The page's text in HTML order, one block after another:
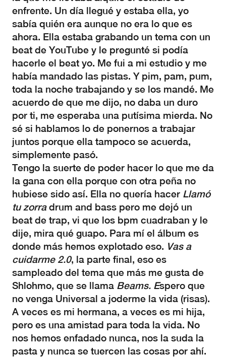
enfrente. Un día llegué y estaba ella, yo
sabía quién era aunque no era lo que es
ahora. Ella estaba grabando un tema con un
beat de YouTube y le pregunté si podía
hacerle el beat yo. Me fui a mi estudio y me
había mandado las pistas. Y pim, pam, pum,
toda la noche trabajando y se los mandé. Me
acuerdo de que me dijo, no daba un duro
por ti, me esperaba una putísima mierda. No
sé si hablamos lo de ponernos a trabajar
juntos porque ella tampoco se acuerda,
simplemente pasó.
Tengo la suerte de poder hacer lo que me da
la gana con ella porque con otra peña no
hubiese sido así. Ella no quería hacer Llamó
tu zorradrum and bass pero me dejó un
beat de trap, vi que los bpm cuadraban y le
dije, mira qué guapo. Para mí el álbum es
donde más hemos explotado eso. Vas a
cuidarme 2.0, la parte final, eso es
sampleado del tema que más me gusta de
Shlohmo, que se llama Beams. Espero que
no venga Universal a joderme la vida (risas).
A veces es mi hermana, a veces es mi hija,
pero es una amistad para toda la vida. No
nos hemos enfadado nunca, nos la suda la
pasta y nunca se tuercen las cosas por ahí.